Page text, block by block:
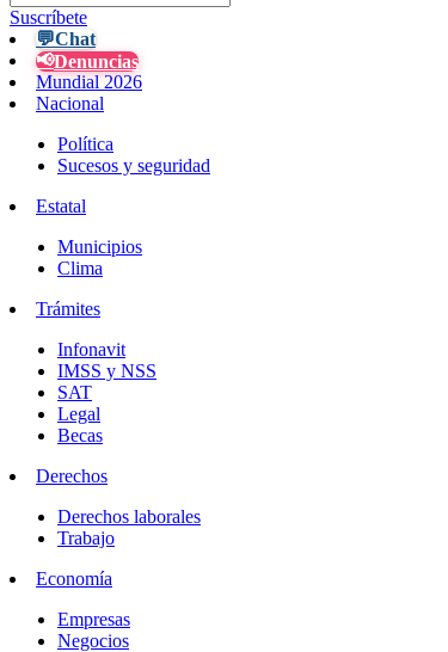
Suscríbete
💬Chat
📢Denuncias
Mundial 2026
Nacional
Política
Sucesos y seguridad
Estatal
Municipios
Clima
Trámites
Infonavit
IMSS y NSS
SAT
Legal
Becas
Derechos
Derechos laborales
Trabajo
Economía
Empresas
Negocios